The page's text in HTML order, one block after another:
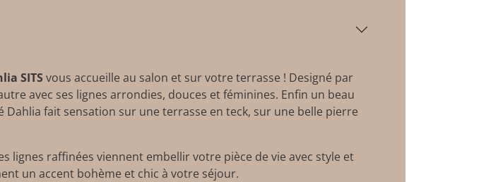
SITSvous accueille au salon et sur votre terrasse ! Designé par
avec ses lignes arrondies, douces et féminines. Enfin un beau
fait sensation sur une terrasse en teck, sur une belle pierre
lignes raffinées viennent embellir votre pièce de vie avec style et
un accent bohème et chic à votre séjour.